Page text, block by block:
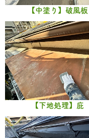
【中塗り】破風板
【下地処理】庇